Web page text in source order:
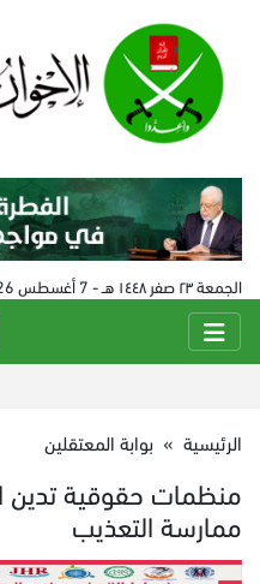
الجمعة ٢٣ صفر ١٤٤٨ هـ - 7 أغسطس 2026 م - الساعة 07:17 م
الرئيسية » بوابة المعتقلين
منظمات حقوقية تدين
ممارسة التعذيب